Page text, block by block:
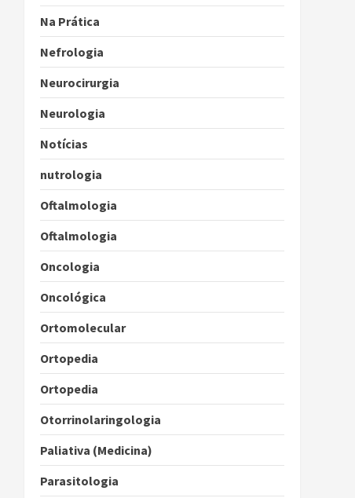
Na Prática
Nefrologia
Neurocirurgia
Neurologia
Notícias
nutrologia
Oftalmologia
Oftalmologia
Oncologia
Oncológica
Ortomolecular
Ortopedia
Ortopedia
Otorrinolaringologia
Paliativa (Medicina)
Parasitologia